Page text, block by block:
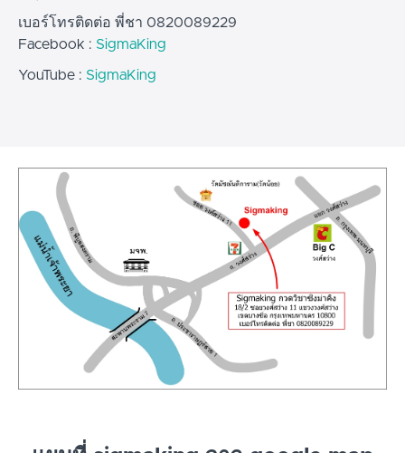
เบอร์โทรติดต่อ พี่ชา 0820089229
Facebook : SigmaKing
YouTube : SigmaKing